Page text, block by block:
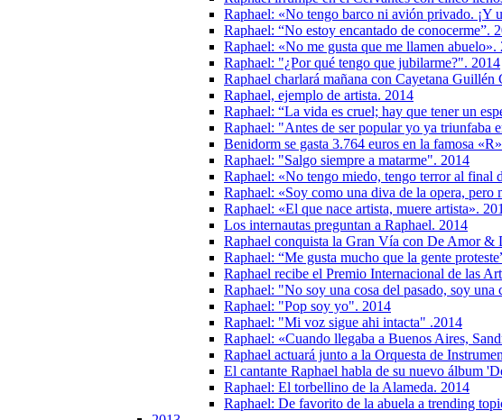
Raphael: «No tengo barco ni avión privado. ¡Y
Raphael: “No estoy encantado de conocerme”.
Raphael: «No me gusta que me llamen abuelo».
Raphael: "¿Por qué tengo que jubilarme?". 2014
Raphael charlará mañana con Cayetana
Raphael, ejemplo de artista. 2014
Raphael: “La vida es cruel; hay que tener un
Raphael: "Antes de ser popular yo ya triunfaba
Benidorm se gasta 3.764 euros en la famosa
Raphael: "Salgo siempre a matarme". 2014
Raphael: «No tengo miedo, tengo terror al final
Raphael: «Soy como una diva de la opera, pero
Raphael: «El que nace artista, muere artista».
Los internautas preguntan a Raphael. 2014
Raphael conquista la Gran Vía con De Amor &
Raphael: “Me gusta mucho que la gente
Raphael recibe el Premio Internacional de las
Raphael: "No soy una cosa del pasado, soy una
Raphael: "Pop soy yo". 2014
Raphael: "Mi voz sigue ahi intacta" .2014
Raphael: «Cuando llegaba a Buenos Aires,
Raphael actuará junto a la Orquesta de
El cantante Raphael habla de su nuevo álbum
Raphael: El torbellino de la Alameda. 2014
Raphael: De favorito de la abuela a trending